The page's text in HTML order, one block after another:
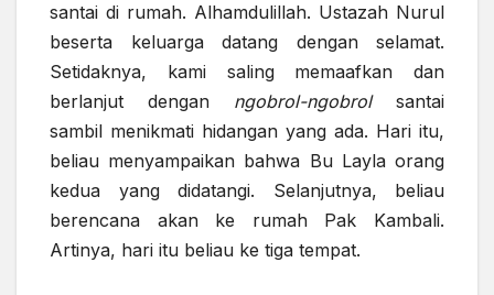
santai di rumah. Alhamdulillah. Ustazah Nurul
beserta keluarga datang dengan selamat.
Setidaknya, kami saling memaafkan dan
berlanjut dengan ngobrol-ngobrolsantai
sambil menikmati hidangan yang ada. Hari itu,
beliau menyampaikan bahwa Bu Layla orang
kedua yang didatangi. Selanjutnya, beliau
berencana akan ke rumah Pak Kambali.
Artinya, hari itu beliau ke tiga tempat.